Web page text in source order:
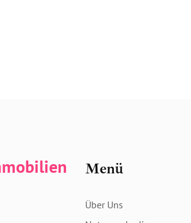
Menü
Über Uns